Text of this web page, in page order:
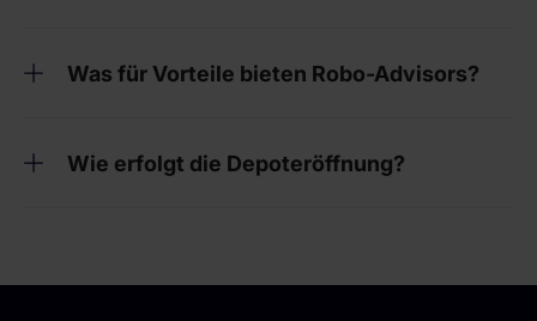
Was für Vorteile bieten Robo-Advisors?
Wie erfolgt die Depoteröffnung?